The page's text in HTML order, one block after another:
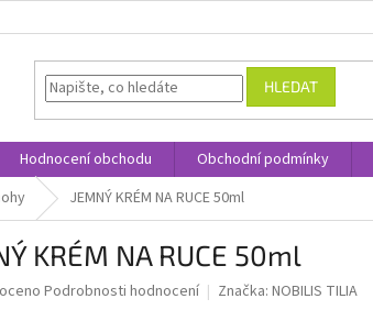
HLEDAT
Hodnocení obchodu Obchodní podmínky
JEMNÝ KRÉM NA RUCE 50ml
KRÉM NA RUCE 50ml
Podrobnosti hodnocení Značka: NOBILIS TILIA